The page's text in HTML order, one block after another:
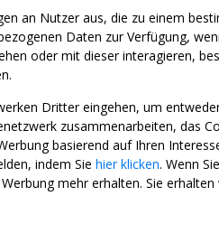
an Nutzer aus, die zu einem
Daten zur Verfügung,
oder mit dieser interagieren,
Dritter eingehen, um
zusammenarbeiten, das
basierend auf Ihren
indem Sie hier klicken. Wenn
mehr erhalten. Sie